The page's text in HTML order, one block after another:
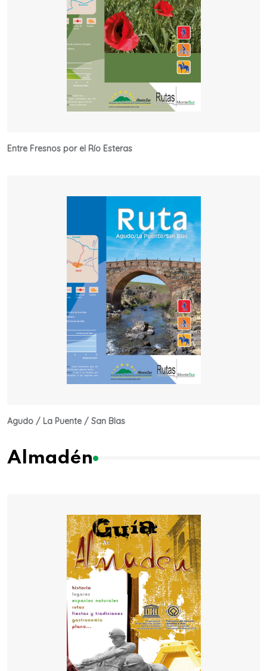
Entre Fresnos por el Río Esteras
Agudo / La Puente / San Blas
Almadén